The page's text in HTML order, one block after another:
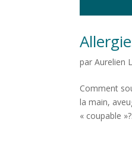
parAurelien
Comment
la main,
« coupable